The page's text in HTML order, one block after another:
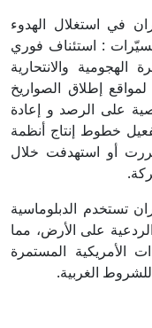
في استغلال الهدوء
: استئناف فوري
والانتحارية
إطلاق الصواريخ
على الرصد و إعادة
خطوط إنتاج أنظمة
أو استهدفت خلال
تستخدم الدبلوماسية
على الأرض، مما
الأمريكية المستمرة
الغربية.